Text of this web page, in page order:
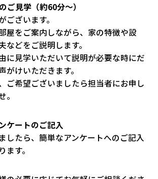
ご見学（約60分～）
ございます。
屋をご案内しながら、家の特徴や設
などをご説明します。
に見学いただいて説明が必要な時にだ
がけいただきます。
ご希望ございましたら担当者にお申し
。
ケートのご記入
したら、簡単なアンケートへのご記入
す。